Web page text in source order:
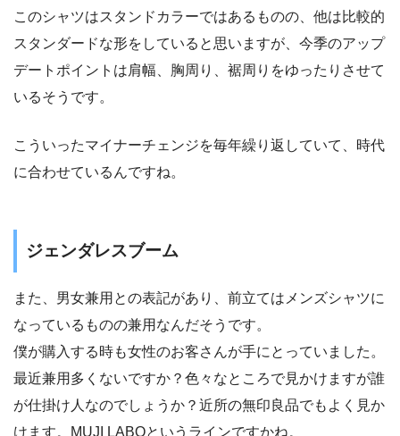
このシャツはスタンドカラーではあるものの、他は比較的
スタンダードな形をしていると思いますが、今季のアップ
デートポイントは肩幅、胸周り、裾周りをゆったりさせて
いるそうです。
こういったマイナーチェンジを毎年繰り返していて、時代
に合わせているんですね。
ジェンダレスブーム
また、男女兼用との表記があり、前立てはメンズシャツに
なっているものの兼用なんだそうです。
僕が購入する時も女性のお客さんが手にとっていました。
最近兼用多くないですか？色々なところで見かけますが誰
が仕掛け人なのでしょうか？近所の無印良品でもよく見か
けます。MUJI LABOというラインですかね。